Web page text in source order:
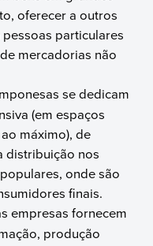
oferecer a outros
particulares
mercadorias não
se dedicam
(em espaços
máximo), de
distribuição nos
onde são
finais.
empresas fornecem
produção